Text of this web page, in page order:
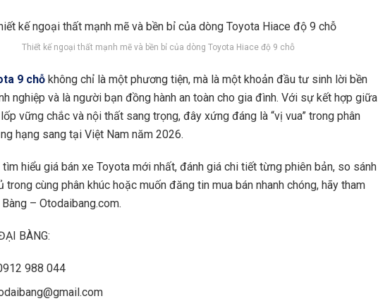
Thiết kế ngoại thất mạnh mẽ và bền bỉ của dòng Toyota Hiace độ 9 chỗ
9 chỗ không chỉ là một phương tiện, mà là một khoản đầu tư sinh lời bền
nghiệp và là người bạn đồng hành an toàn cho gia đình. Với sự kết hợp giữa
vững chắc và nội thất sang trọng, đây xứng đáng là “vị vua” trong phân
hạng sang tại Việt Nam năm 2026.
hiểu giá bán xe Toyota mới nhất, đánh giá chi tiết từng phiên bản, so sánh
trong cùng phân khúc hoặc muốn đăng tin mua bán nhanh chóng, hãy tham
– Otodaibang.com.
BÀNG:
988 044